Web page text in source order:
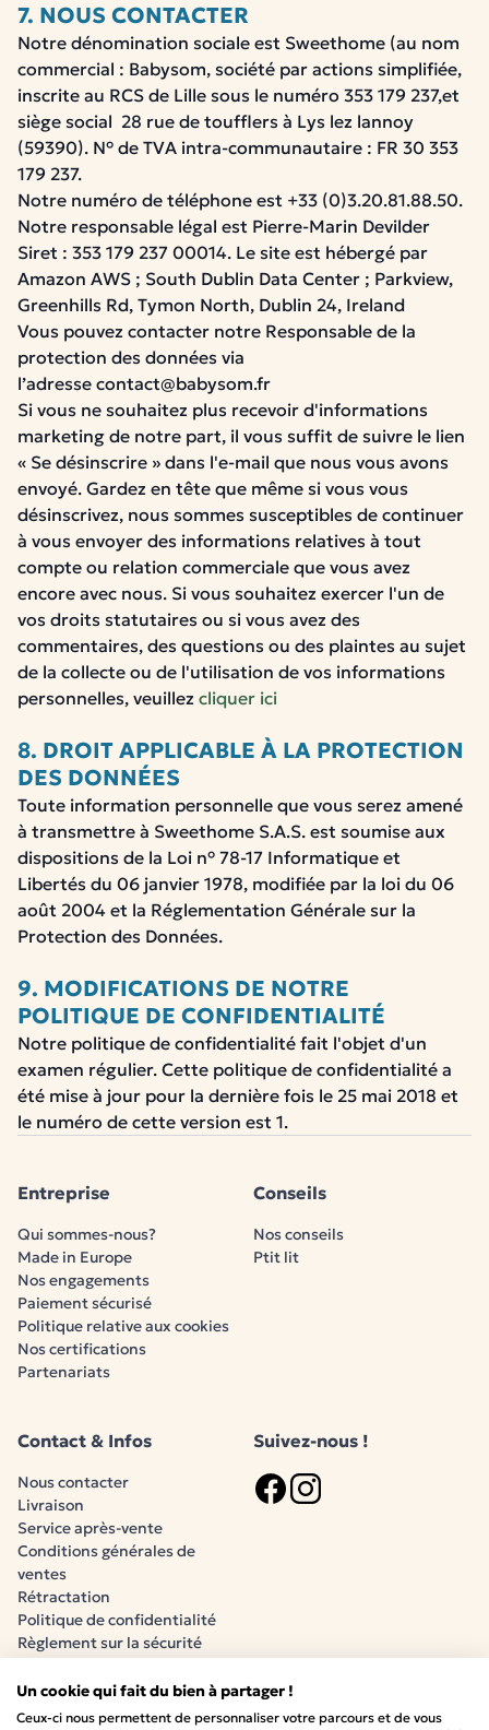
7. NOUS CONTACTER
Notre dénomination sociale est Sweethome (au nom
commercial : Babysom, société par actions simplifiée,
inscrite au RCS de Lille sous le numéro 353 179 237,et
siège social 28 rue de toufflers à Lys lez lannoy
(59390). N° de TVA intra-communautaire : FR 30 353
179 237.
Notre numéro de téléphone est +33 (0)3.20.81.88.50.
Notre responsable légal est Pierre-Marin Devilder
Siret : 353 179 237 00014. Le site est hébergé par
Amazon AWS ; South Dublin Data Center ; Parkview,
Greenhills Rd, Tymon North, Dublin 24, Ireland
Vous pouvez contacter notre Responsable de la
protection des données via
l’adresse contact@babysom.fr
Si vous ne souhaitez plus recevoir d'informations
marketing de notre part, il vous suffit de suivre le lien
« Se désinscrire » dans l'e-mail que nous vous avons
envoyé. Gardez en tête que même si vous vous
désinscrivez, nous sommes susceptibles de continuer
à vous envoyer des informations relatives à tout
compte ou relation commerciale que vous avez
encore avec nous. Si vous souhaitez exercer l'un de
vos droits statutaires ou si vous avez des
commentaires, des questions ou des plaintes au sujet
de la collecte ou de l'utilisation de vos informations
personnelles, veuillez cliquer ici
8. DROIT APPLICABLE À LA PROTECTION
DES DONNÉES
Toute information personnelle que vous serez amené
à transmettre à Sweethome S.A.S. est soumise aux
dispositions de la Loi n° 78-17 Informatique et
Libertés du 06 janvier 1978, modifiée par la loi du 06
août 2004 et la Réglementation Générale sur la
Protection des Données.
9. MODIFICATIONS DE NOTRE
POLITIQUE DE CONFIDENTIALITÉ
Notre politique de confidentialité fait l'objet d'un
examen régulier. Cette politique de confidentialité a
été mise à jour pour la dernière fois le 25 mai 2018 et
le numéro de cette version est 1.
Entreprise
Qui sommes-nous?
Made in Europe
Nos engagements
Paiement sécurisé
Politique relative aux cookies
Nos certifications
Partenariats
Conseils
Nos conseils
Ptit lit
Contact & Infos
Nous contacter
Livraison
Service après-vente
Conditions générales de
ventes
Rétractation
Politique de confidentialité
Règlement sur la sécurité
Suivez-nous !
Un cookie qui fait du bien à partager !
Ceux-ci nous permettent de personnaliser votre parcours et de vous